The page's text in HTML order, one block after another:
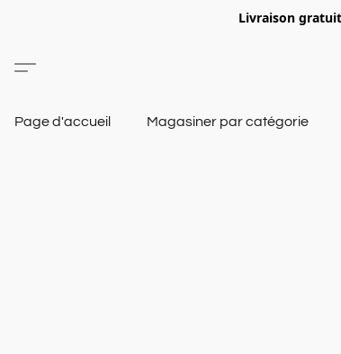
Livraison
Page d'accueil Magasiner par catégorie